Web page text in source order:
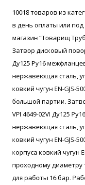
10018 товаров из
в день оплаты или
магазин “Товарищ
Затвор дисковый
Ду125 Ру16
нержавеющая сталь,
ковкий чугун EN-GJS-
большой партии.
VPI 4649-02VI Ду125
нержавеющая сталь,
ковкий чугун EN-GJS-
корпуса ковкий чугун
проходному диаметру
для работы 16 бар.